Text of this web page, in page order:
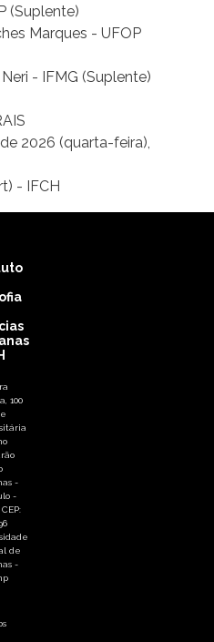
(Suplente)
Marques - UFOP
- IFMG (Suplente)
2026 (quarta-feira),
- IFCH
100
-
-
de
-